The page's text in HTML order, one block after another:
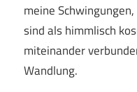
meine
sind als himmlisch
miteinander
Wandlung.